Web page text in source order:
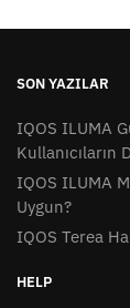
SON YAZILAR
IQOS ILUMA
IQOS ILUMA
Uygun?
IQOS Terea
HELP